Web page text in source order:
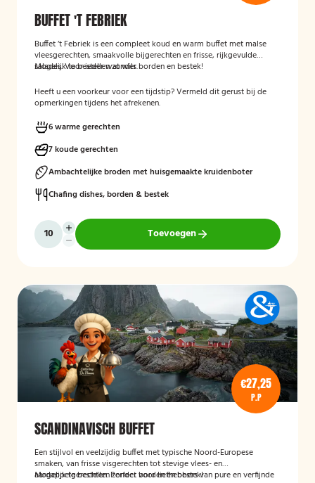
BUFFET 'T FEBRIEK
Buffet ‘t Febriek is een compleet koud en warm buffet met malse
vleesgerechten, smaakvolle bijgerechten en frisse, rijkgevulde
salades. Voor ieder wat wils.
Mogelijk te bestellen zonder borden en bestek!
Heeft u een voorkeur voor een tijdstip? Vermeld dit gerust bij de
opmerkingen tijdens het afrekenen.
6 warme gerechten
7 koude gerechten
Ambachtelijke broden met huisgemaakte kruidenboter
Chafing dishes, borden & bestek
Toevoegen
€27,25
P.P
SCANDINAVISCH BUFFET
Een stijlvol en veelzijdig buffet met typische Noord-Europese
smaken, van frisse visgerechten tot stevige vlees- en
aardappelgerechten. Perfect voor liefhebbers van pure en verfijnde
Mogelijk te bestellen zonder borden en bestek!